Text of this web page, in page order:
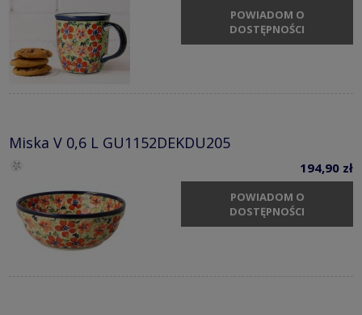
POWIADOM O
DOSTĘPNOŚCI
Miska V 0,6 L GU1152DEKDU205
194,90 zł
POWIADOM O
DOSTĘPNOŚCI